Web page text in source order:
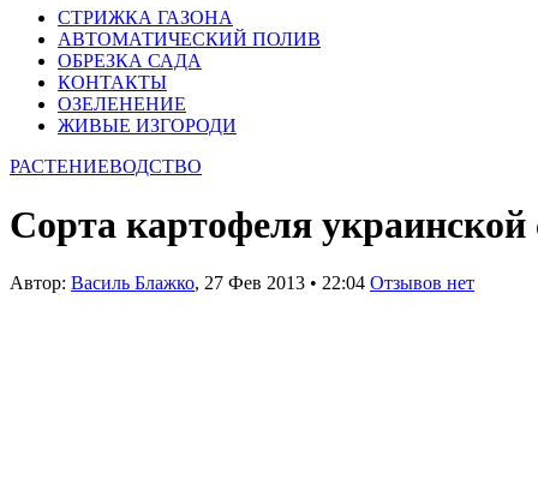
СТРИЖКА ГАЗОНА
АВТОМАТИЧЕСКИЙ ПОЛИВ
ОБРЕЗКА САДА
КОНТАКТЫ
ОЗЕЛЕНЕНИЕ
ЖИВЫЕ ИЗГОРОДИ
РАСТЕНИЕВОДСТВО
Cорта картофеля украинской
Автор: Василь Блажко, 27 Фев 2013 • 22:04 Отзывов нет